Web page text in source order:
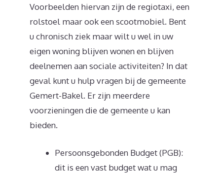
Voorbeelden hiervan zijn de regiotaxi, een
rolstoel maar ook een scootmobiel. Bent
u chronisch ziek maar wilt u wel in uw
eigen woning blijven wonen en blijven
deelnemen aan sociale activiteiten? In dat
geval kunt u hulp vragen bij de gemeente
Gemert-Bakel. Er zijn meerdere
voorzieningen die de gemeente u kan
bieden.
Persoonsgebonden Budget (PGB):
dit is een vast budget wat u mag